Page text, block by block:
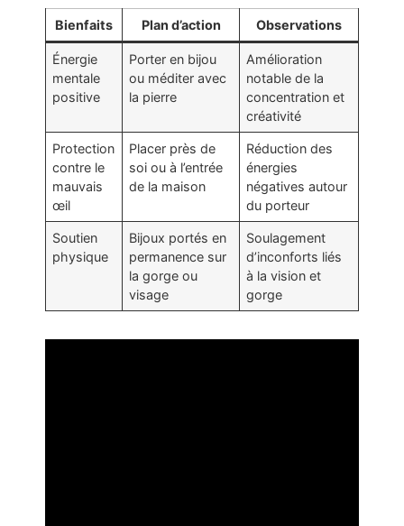
Bienfaits Plan d’action Observations
Énergie
mentale
positive
Porter en bijou
ou méditer avec
la pierre
Amélioration
notable de la
concentration et
créativité
Protection
contre le
mauvais
œil
Placer près de
soi ou à l’entrée
de la maison
Réduction des
énergies
négatives autour
du porteur
Soutien
physique
Bijoux portés en
permanence sur
la gorge ou
visage
Soulagement
d’inconforts liés
à la vision et
gorge